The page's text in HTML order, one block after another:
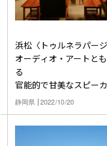
浜松〈トゥルネラパージ
オーディオ・アートと
る
官能的で甘美なスピー
静岡県 2022/10/20